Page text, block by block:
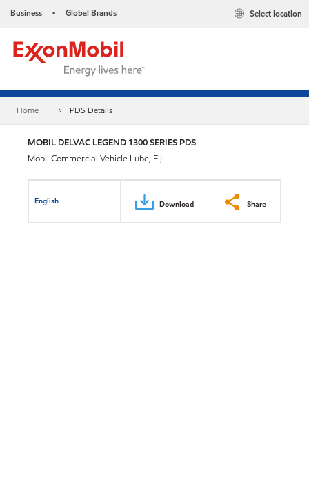
Business • Global Brands Select location
Home PDS Details
MOBIL DELVAC LEGEND 1300 SERIES PDS
Mobil Commercial Vehicle Lube, Fiji
English Download Share